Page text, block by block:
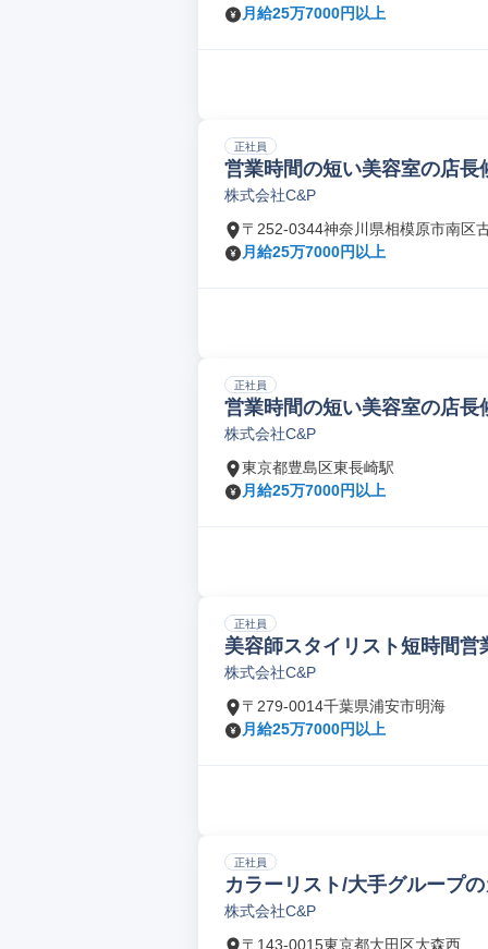
月給25万7000円以上
正社員
営業時間の短い美容室の店長
株式会社C&P
〒252-0344神奈川県相模原市南区
月給25万7000円以上
正社員
営業時間の短い美容室の店長
株式会社C&P
東京都豊島区東長崎駅
月給25万7000円以上
正社員
美容師スタイリスト短時間営
株式会社C&P
〒279-0014千葉県浦安市明海
月給25万7000円以上
正社員
カラーリスト/大手グループ
株式会社C&P
〒143-0015東京都大田区大森西